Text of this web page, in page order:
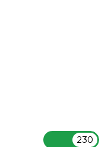
230